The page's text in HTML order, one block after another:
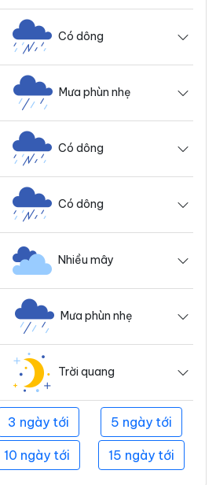
Có dông
Mưa phùn nhẹ
Có dông
Có dông
Nhiều mây
Mưa phùn nhẹ
Trời quang
3 ngày tới 5 ngày tới
10 ngày tới 15 ngày tới